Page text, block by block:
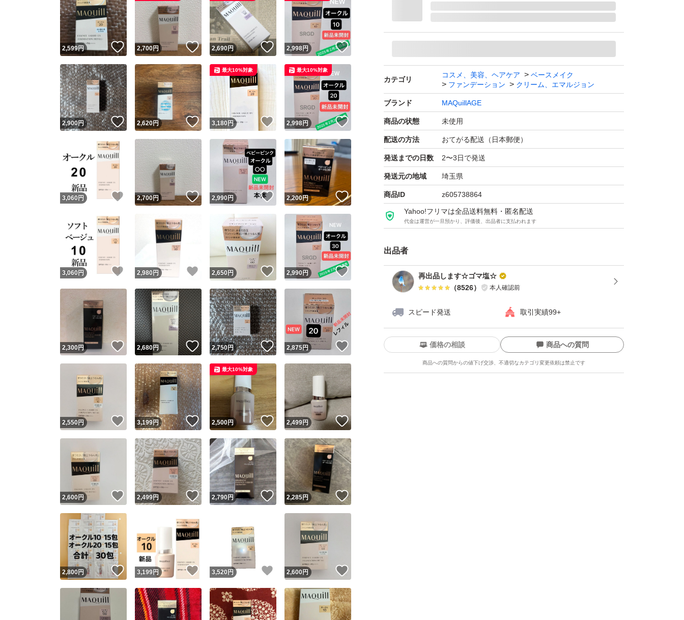
カテゴリ
コスメ、美容、ヘアケア
ベースメイク
ファンデーション
クリーム、エマルジョン
ブランド MAQuillAGE
商品の状態 未使用
配送の方法 おてがる配送（日本郵便）
発送までの日数 2〜3日で発送
発送元の地域 埼玉県
商品ID z605738864
Yahoo!フリマは全品送料無料・匿名配送
代金は運営が一旦預かり、評価後、出品者に支払われます
出品者
再出品します☆ゴマ塩☆
（8526） 本人確認前
スピード発送 取引実績99+
ユーザーの実績について
Yahoo!フリマが定めた一定の基準を満たしたユーザーにバッジを付与しています
安心取引出品者
安心取引出品者 Yahoo!フリマの基準をクリアした安心・安全なユーザーです
取引実績
取引実績◯+ このユーザーはYahoo!フリマの取引を完了させた実績があります
他フリマ実績◯+ このユーザーは他フリマサービスでの取引実績があります
スピード&安心発送
※このバッジは実績に基づく表示であり、発送を保証しているものではありません
価格の相談 商品への質問
商品への質問からの値下げ交渉、不適切なカテゴリ変更依頼は禁止です
この商品の情報をコピーします
商品画像の無断転載は禁止 されています
1商品につき1回です
出品ページへ
キャンセル
2,599円 いいね！
2,700円 いいね！
2,690円 いいね！
2,998円 いいね！
2,900円 いいね！
2,620円 いいね！
3,180 円 いいね！
最大10%対象
2,998円
最大10%対象
3,060 円 いいね！
2,700円 いいね！
2,990円 いいね！
2,200円 いいね！
3,060 円 いいね！
2,980 円 いいね！
2,650円 いいね！
2,990円
2,300円 いいね！
2,680円 いいね！
2,750円 いいね！
2,875円
2,550円 いいね！
3,199円 いいね！
2,500円 いいね！
最大10%対象
2,499円 いいね！
2,600円 いいね！
2,499円 いいね！
2,790円 いいね！
2,285円 いいね！
2,800円 いいね！
3,199円 いいね！
3,520 円 いいね！
2,600円